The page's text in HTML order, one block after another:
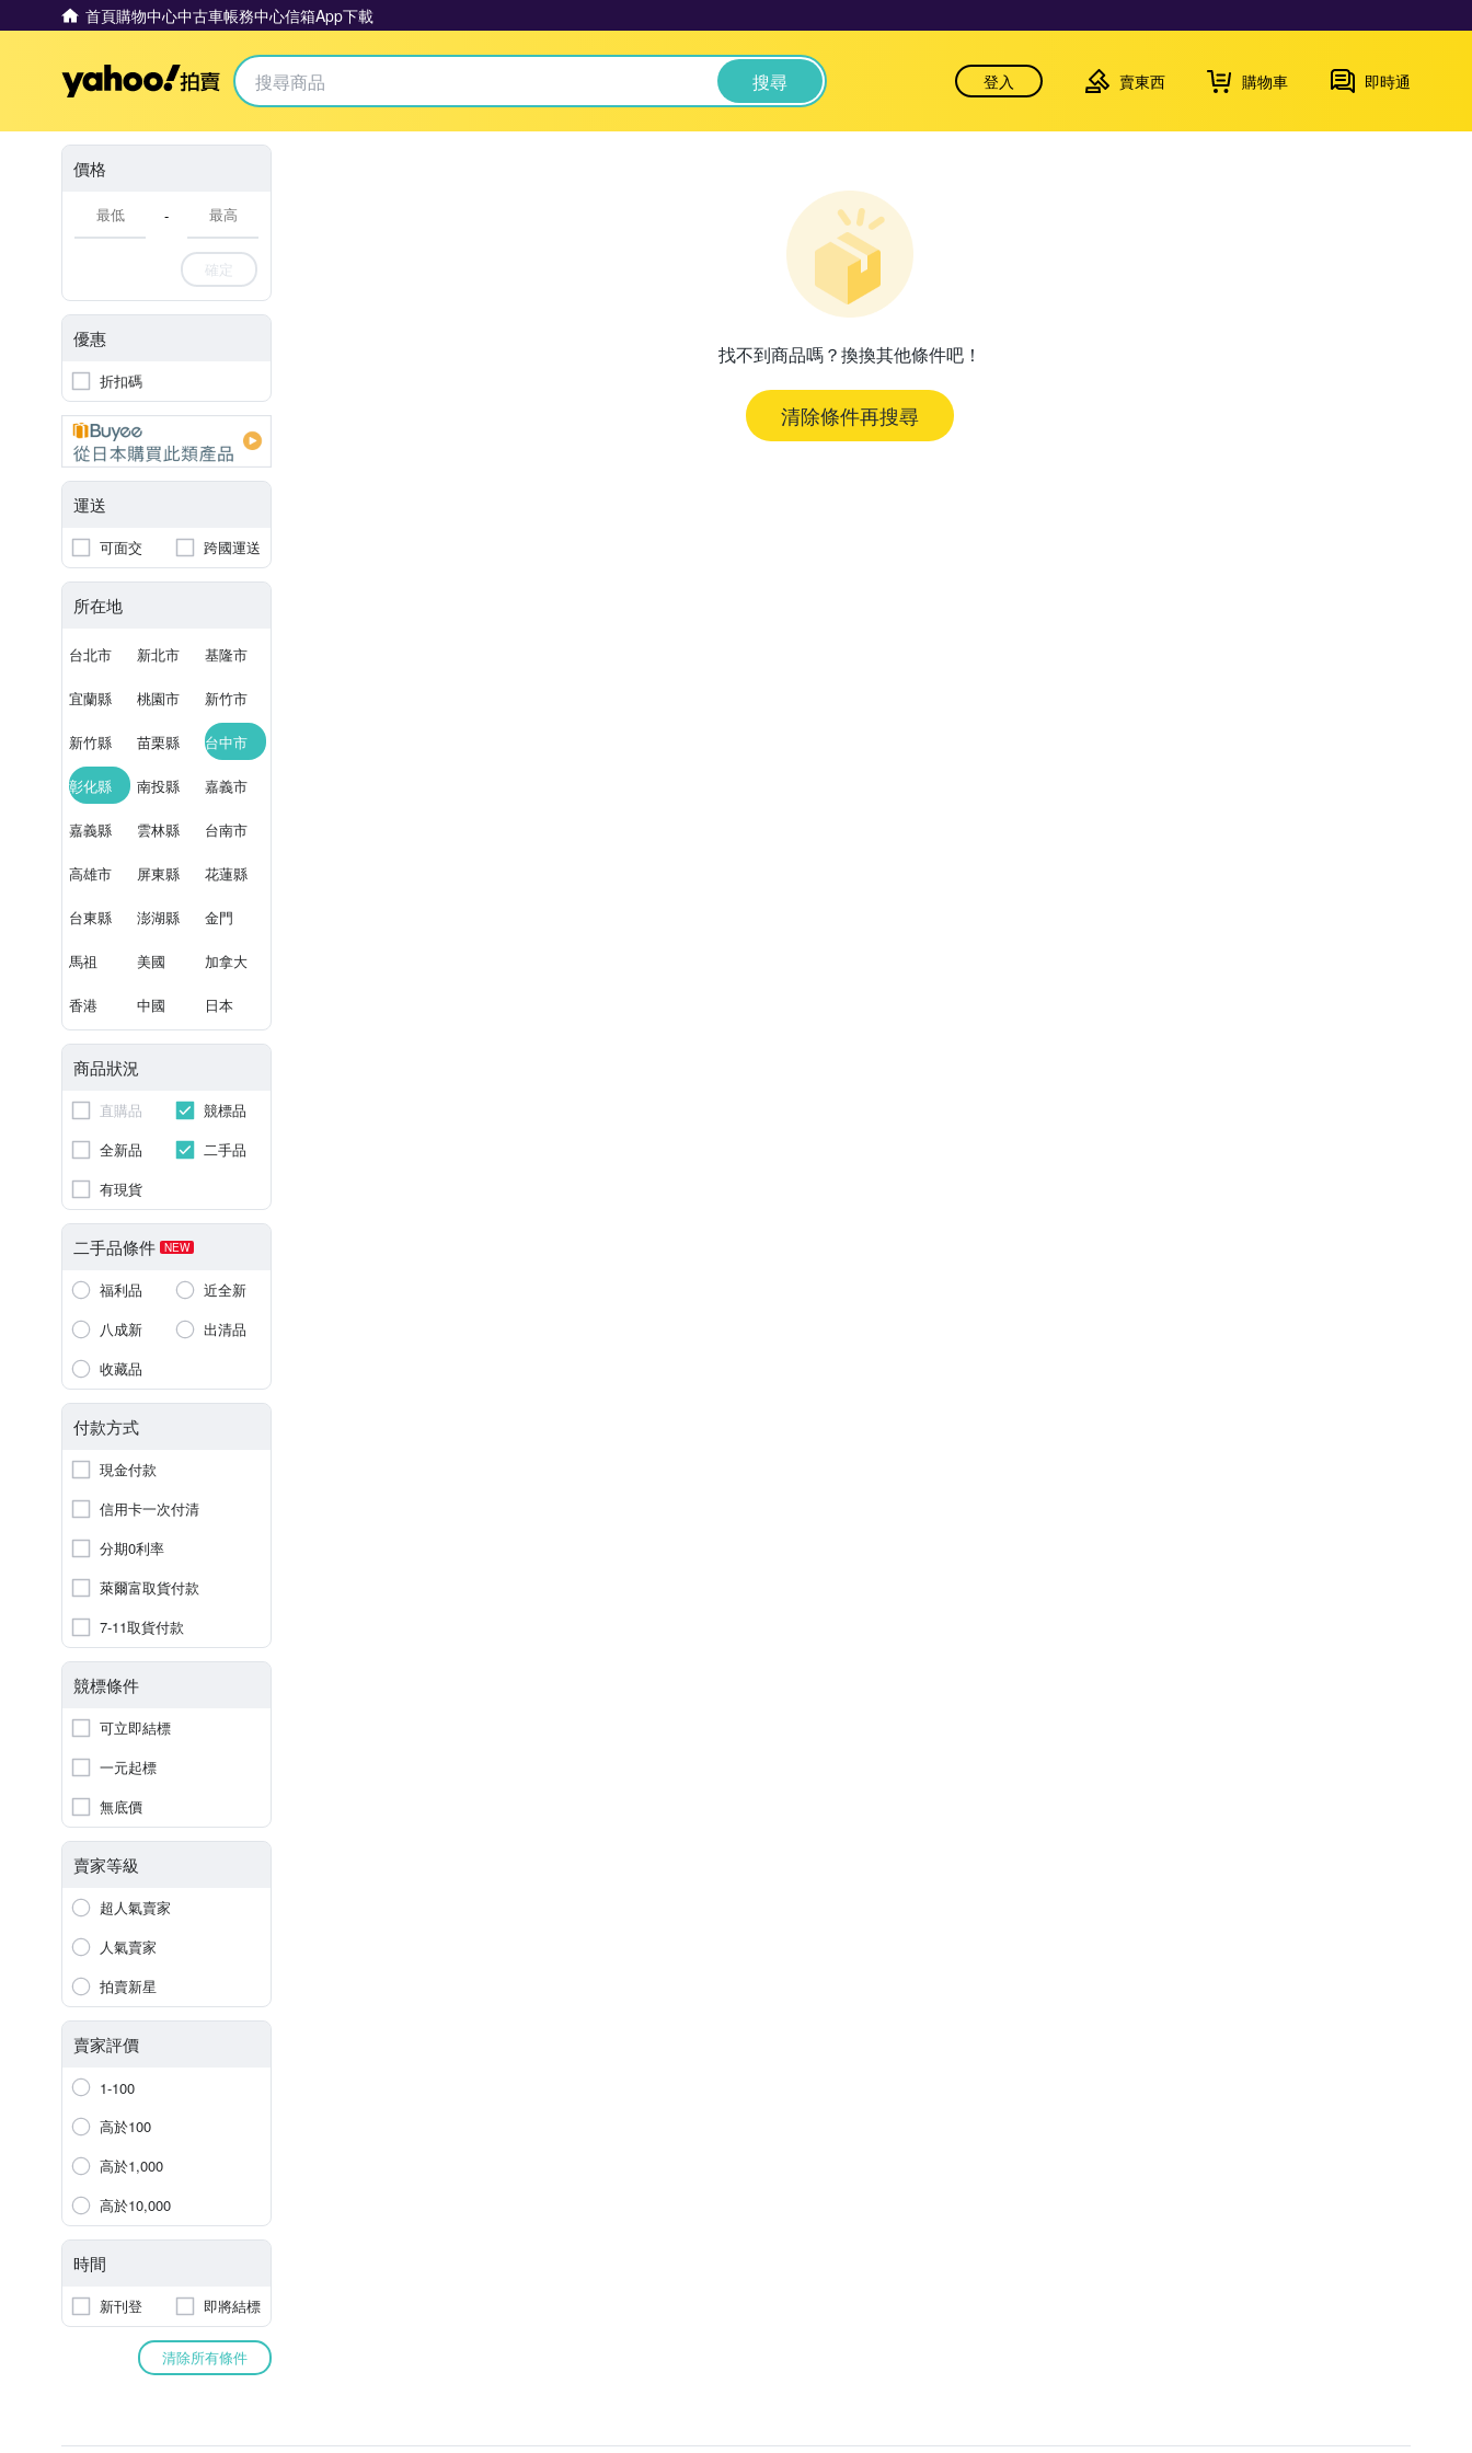
首頁購物中心中古車帳務中心信箱App下載
Yahoo拍賣 搜尋 登入 賣東西 購物車 即時通
價格
-
確定
優惠
折扣碼
運送
可面交 跨國運送
所在地
台北市 新北市 基隆市
宜蘭縣 桃園市 新竹市
新竹縣 苗栗縣 台中市
彰化縣 南投縣 嘉義市
嘉義縣 雲林縣 台南市
高雄市 屏東縣 花蓮縣
台東縣 澎湖縣 金門
馬祖 美國 加拿大
香港 中國 日本
商品狀況
直購品
競標品
全新品
二手品
有現貨
二手品條件 NEW
福利品
近全新
八成新
出清品
收藏品
付款方式
現金付款
信用卡一次付清
分期0利率
萊爾富取貨付款
7-11取貨付款
競標條件
可立即結標
一元起標
無底價
賣家等級
超人氣賣家
人氣賣家
拍賣新星
賣家評價
1-100
高於100
高於1,000
高於10,000
時間
新刊登 即將結標
清除所有條件
找不到商品嗎？換換其他條件吧！
清除條件再搜尋